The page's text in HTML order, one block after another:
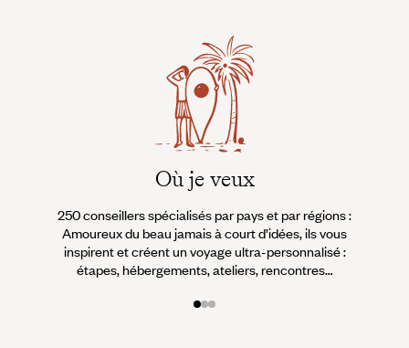
Où je veux
250 conseillers spécialisés par pays et par régions :
Amoureux du beau jamais à court d’idées, ils vous
inspirent et créent un voyage ultra-personnalisé :
étapes, hébergements, ateliers, rencontres…